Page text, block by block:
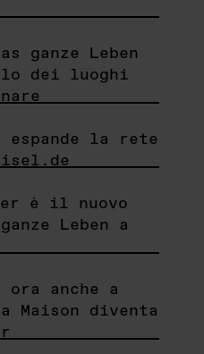
ganze Leben
dei luoghi
espande la rete
è il nuovo
Leben a
ora anche a
Maison diventa